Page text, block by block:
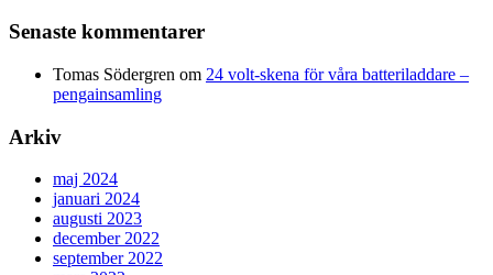
Senaste kommentarer
Tomas Södergren om 24 volt-skena för våra batteriladdare –
pengainsamling
Arkiv
maj 2024
januari 2024
augusti 2023
december 2022
september 2022